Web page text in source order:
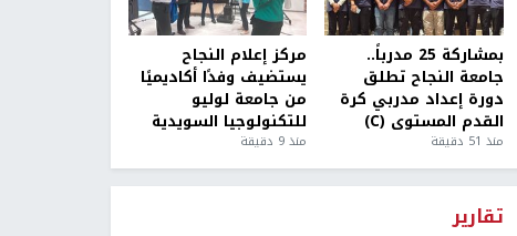
بمشاركة 25 مدرباً..
جامعة النجاح تطلق
دورة إعداد مدربي كرة
القدم المستوى (C)
منذ 51 دقيقة
مركز إعلام النجاح
يستضيف وفدًا أكاديميًا
من جامعة لوليو
للتكنولوجيا السويدية
منذ 9 دقيقة
تقارير